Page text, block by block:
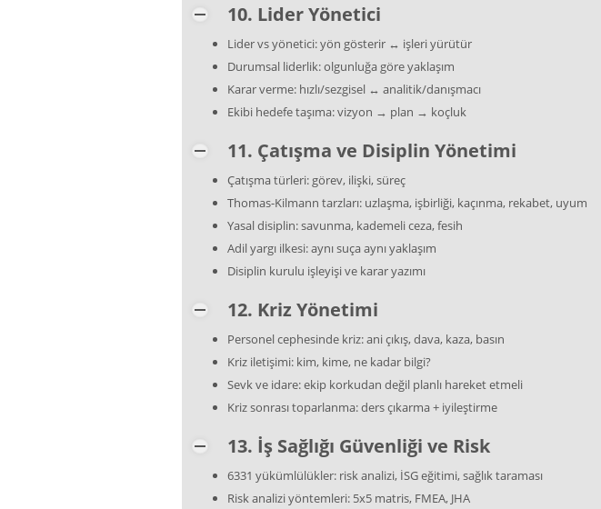
10. Lider Yönetici
Lider vs yönetici: yön gösterir ↔ işleri yürütür
Durumsal liderlik: olgunluğa göre yaklaşım
Karar verme: hızlı/sezgisel ↔ analitik/danışmacı
Ekibi hedefe taşıma: vizyon → plan → koçluk
11. Çatışma ve Disiplin Yönetimi
Çatışma türleri: görev, ilişki, süreç
Thomas-Kilmann tarzları: uzlaşma, işbirliği, kaçınma, rekabet, uyum
Yasal disiplin: savunma, kademeli ceza, fesih
Adil yargı ilkesi: aynı suça aynı yaklaşım
Disiplin kurulu işleyişi ve karar yazımı
12. Kriz Yönetimi
Personel cephesinde kriz: ani çıkış, dava, kaza, basın
Kriz iletişimi: kim, kime, ne kadar bilgi?
Sevk ve idare: ekip korkudan değil planlı hareket etmeli
Kriz sonrası toparlanma: ders çıkarma + iyileştirme
13. İş Sağlığı Güvenliği ve Risk
6331 yükümlülükler: risk analizi, İSG eğitimi, sağlık taraması
Risk analizi yöntemleri: 5x5 matris, FMEA, JHA